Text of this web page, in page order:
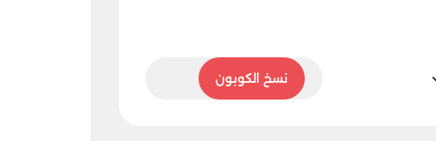
AGCنسخ الكوبون